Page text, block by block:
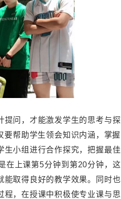
提问，才能激发学生的思考与探
要帮助学生领会知识内涵，掌握
生小组进行合作探究，把握最佳
在上课第5分钟到第20分钟，这
能取得良好的教学效果。同时也
程，在授课中积极使专业课与思